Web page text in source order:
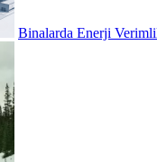
Binalarda Enerji